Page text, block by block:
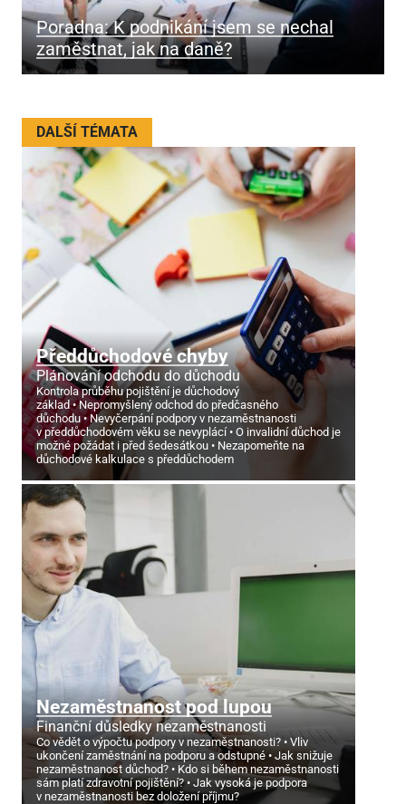
Poradna: K podnikání jsem se nechal
zaměstnat, jak na daně?
DALŠÍ TÉMATA
Předdůchodové chyby
Plánování odchodu do důchodu
Kontrola průběhu pojištění je důchodový
základ
Nepromyšlený odchod do předčasného
důchodu
Nevyčerpání podpory v nezaměstnanosti
v předdůchodovém věku se nevyplácí
O invalidní důchod je
možné požádat i před šedesátkou
Nezapomeňte na
důchodové kalkulace s předdůchodem
Nezaměstnanost pod lupou
Finanční důsledky nezaměstnanosti
Co vědět o výpočtu podpory v nezaměstnanosti?
Vliv
ukončení zaměstnání na podporu a odstupné
Jak snižuje
nezaměstnanost důchod?
Kdo si během nezaměstnanosti
sám platí zdravotní pojištění?
Jak vysoká je podpora
v nezaměstnanosti bez doložení příjmu?